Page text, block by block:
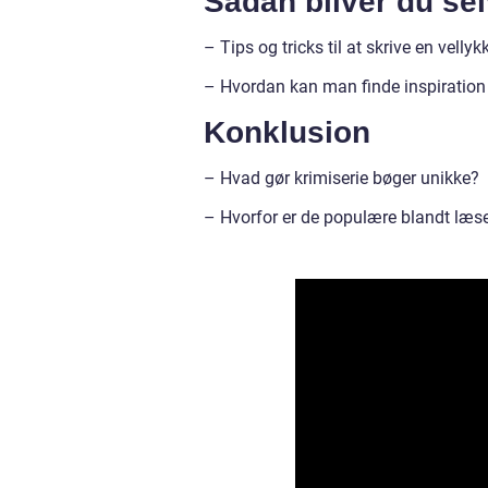
– Tips og tricks til at skrive en
– Hvordan kan man finde
Konklusion
– Hvad gør krimiserie bøger unikke?
– Hvorfor er de populære blandt